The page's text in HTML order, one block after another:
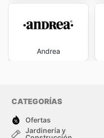
Andrea
CATEGORÍAS
Ofertas
Jardinería y